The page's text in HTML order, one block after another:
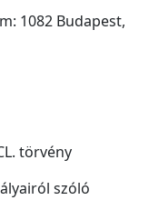
1082 Budapest,
törvény
szóló